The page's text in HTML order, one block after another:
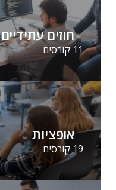
חוזים עתידיים
11 קורסים
אופציות
19 קורסים